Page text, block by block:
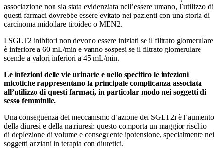
associazione non sia stata evidenziata nell’essere umano, l’utilizzo di
questi farmaci dovrebbe essere evitato nei pazienti con una storia di
carcinoma midollare tiroideo o MEN2.
I SGLT2 inibitori non devono essere iniziati se il filtrato glomerulare
è inferiore a 60 mL/min e vanno sospesi se il filtrato glomerulare
scende a valori inferiori a 45 mL/min.
Le infezioni delle vie urinarie e nello specifico le infezioni
micotiche rappresentano la principale complicanza associata
all’utilizzo di questi farmaci, in particolar modo nei soggetti di
sesso femminile.
Una conseguenza del meccanismo d’azione dei SGLT2i è l’aumento
della diuresi e della natriuresi: questo comporta un maggior rischio
di deplezione di volume e conseguente ipotensione, specialmente nei
soggetti anziani in terapia con diuretici.